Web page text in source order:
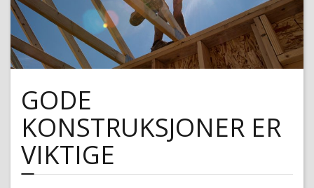
GODE
KONSTRUKSJONER ER
VIKTIGE